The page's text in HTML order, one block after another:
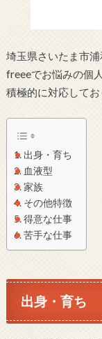
埼玉県さいたま市浦
freeeでお悩みの個
積極的に対応してお
出身・育ち
血液型
家族
その他特徴
得意な仕事
苦手な仕事
出身・育ち